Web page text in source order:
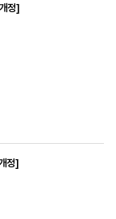
정]
정]